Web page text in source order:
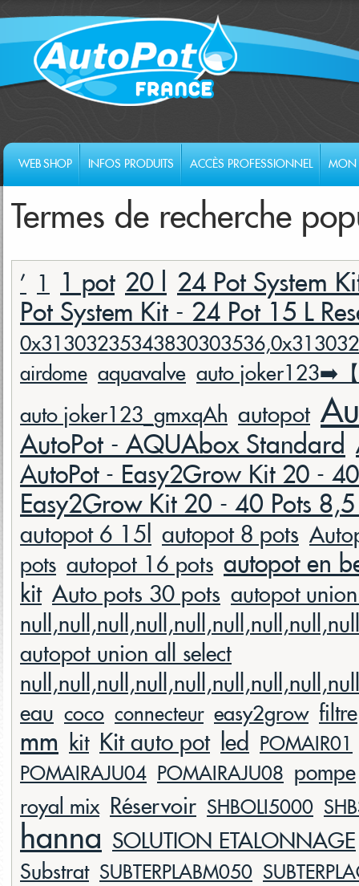
WEB SHOP INFOS PRODUITS ACCÈS PROFESSIONNEL MON
Termes de recherche
' 1 1 pot 20 l 24 Pot System
Pot System Kit - 24 Pot 15 L
airdome aquavalve auto joker123➡️
auto joker123_gmxqAh autopot
AutoPot - AQUAbox Standard
AutoPot - Easy2Grow Kit 20 -
Easy2Grow Kit 20 - 40 Pots
autopot 6 15l autopot 8 pots
pots autopot 16 pots autopot en
kit Auto pots 30 pots autopot
autopot union all select
eau coco connecteur easy2grow filtre
mm kit Kit auto pot led POMAIR01
POMAIRAJU04 POMAIRAJU08 pompe
royal mix Réservoir SHBOLI5000
hanna SOLUTION ETALONNAGE
Substrat SUBTERPLABM050